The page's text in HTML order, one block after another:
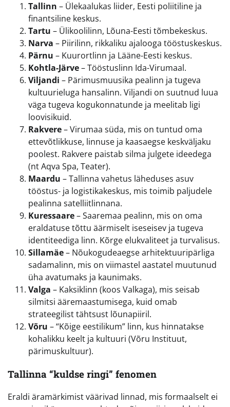
Tallinn – Ülekaalukas liider, Eesti poliitiline ja
finantsiline keskus.
Tartu – Ülikoolilinn, Lõuna-Eesti tõmbekeskus.
Narva – Piirilinn, rikkaliku ajalooga tööstuskeskus.
Pärnu – Kuurortlinn ja Lääne-Eesti keskus.
Kohtla-Järve– Tööstuslinn Ida-Virumaal.
Viljandi – Pärimusmuusika pealinn ja tugeva
kultuurieluga hansalinn. Viljandi on suutnud luua
väga tugeva kogukonnatunde ja meelitab ligi
loovisikuid.
Rakvere– Virumaa süda, mis on tuntud oma
ettevõtlikkuse, linnuse ja kaasaegse keskväljaku
poolest. Rakvere paistab silma julgete ideedega
(nt Aqva Spa, Teater).
Maardu – Tallinna vahetus läheduses asuv
tööstus- ja logistikakeskus, mis toimib paljudele
pealinna satelliitlinnana.
Kuressaare– Saaremaa pealinn, mis on oma
eraldatuse tõttu äärmiselt iseseisev ja tugeva
identiteediga linn. Kõrge elukvaliteet ja turvalisus.
Sillamäe– Nõukogudeaegse arhitektuuripärliga
sadamalinn, mis on viimastel aastatel muutunud
üha avatumaks ja kaunimaks.
Valga – Kaksiklinn (koos Valkaga), mis seisab
silmitsi ääremaastumisega, kuid omab
strateegilist tähtsust lõunapiiril.
Võru – “Kõige eestilikum” linn, kus hinnatakse
kohalikku keelt ja kultuuri (Võru Instituut,
pärimuskultuur).
Tallinna “kuldse ringi” fenomen
Eraldi äramärkimist väärivad linnad, mis formaalselt ei